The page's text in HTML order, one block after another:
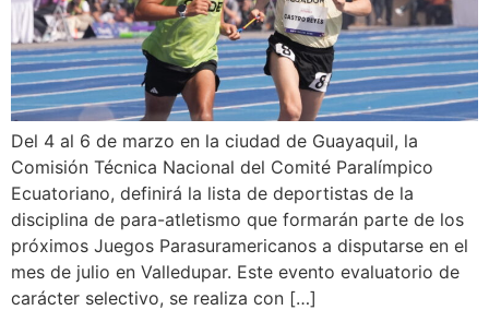
Del 4 al 6 de marzo en la ciudad de Guayaquil, la
Comisión Técnica Nacional del Comité Paralímpico
Ecuatoriano, definirá la lista de deportistas de la
disciplina de para-atletismo que formarán parte de los
próximos Juegos Parasuramericanos a disputarse en el
mes de julio en Valledupar. Este evento evaluatorio de
carácter selectivo, se realiza con […]